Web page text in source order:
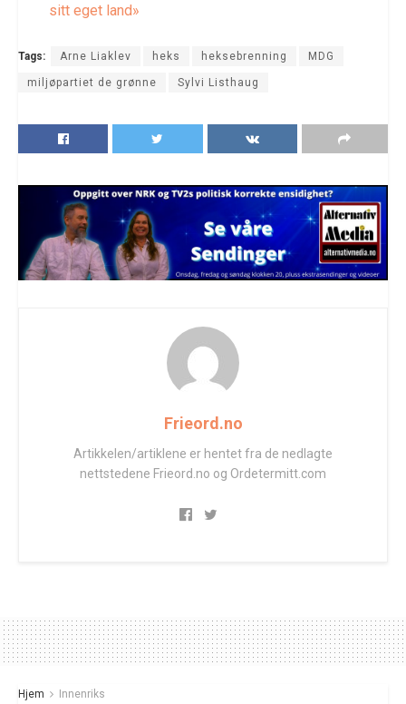
sitt eget land»
Tags: Arne Liaklev heks heksebrenning MDG
miljøpartiet de grønne Sylvi Listhaug
Frieord.no
Artikkelen/artiklene er hentet fra de nedlagte
nettstedene Frieord.no og Ordetermitt.com
Hjem Innenriks